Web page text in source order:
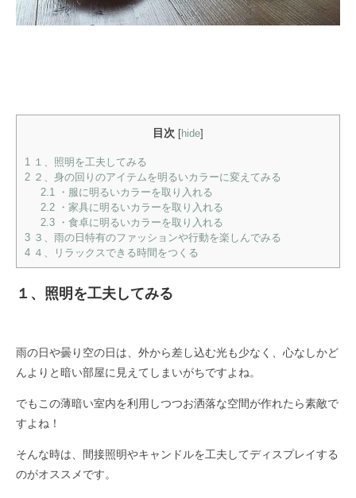
目次 hide
1 １、照明を工夫してみる
2 ２、身の回りのアイテムを明るいカラーに変えてみる
2.1
・服に明るいカラーを取り入れる
2.2・家具に明るいカラーを取り入れる
2.3・食卓に明るいカラーを取り入れる
3 ３、雨の日特有のファッションや行動を楽しんでみる
4 ４、リラックスできる時間をつくる
１、照明を工夫してみる
雨の日や曇り空の日は、外から差し込む光も少なく、心なしかど
んよりと暗い部屋に見えてしまいがちですよね。
でもこの薄暗い室内を利用しつつお洒落な空間が作れたら素敵で
すよね！
そんな時は、間接照明やキャンドルを工夫してディスプレイする
のがオススメです。